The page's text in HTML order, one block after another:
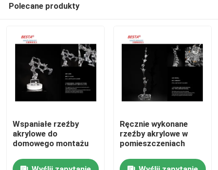
Polecane produkty
Wspaniałe rzeźby
akrylowe do
domowego montażu
Ręcznie wykonane
rzeźby akrylowe w
pomieszczeniach